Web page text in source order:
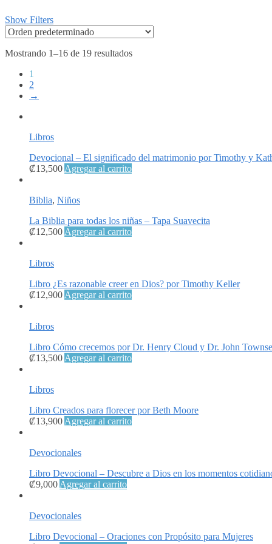
Show Filters
Mostrando 1–16 de 19 resultados
1
2
→
Libros
Devocional – El significado del matrimonio por Timothy y
₡13,500 Agregar al carrito
Biblia, Niños
La Biblia para todas los niñas – Tapa Suavecita
₡12,500 Agregar al carrito
Libros
Libro ¿Es razonable creer en Dios? por Timothy Keller
₡12,900 Agregar al carrito
Libros
Libro Cómo crecemos por Dr. Henry Cloud y Dr. John
₡13,500 Agregar al carrito
Libros
Libro Creados para florecer por Beth Moore
₡13,900 Agregar al carrito
Devocionales
Libro Devocional – Descubre a Dios en los momentos
₡9,000 Agregar al carrito
Devocionales
Libro Devocional – Oraciones con Propósito para Mujeres